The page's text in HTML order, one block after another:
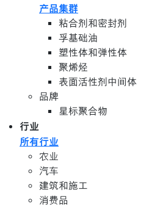
产品集群
粘合剂和密封剂
孚基础油
塑性体和弹性体
聚烯烃
表面活性剂中间体
品牌
星标聚合物
行业
所有行业
农业
汽车
建筑和施工
消费品